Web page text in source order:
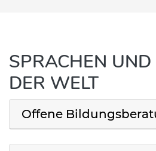
SPRACHEN UND
DER WELT
Offene